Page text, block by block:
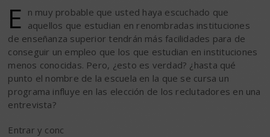
E n muy probable que usted haya escuchado que
aquellos que estudian en renombradas instituciones
de enseñanza superior tendrán más facilidades para de
conseguir un empleo que los que estudian en instituciones
menos conocidas. Pero, ¿esto es verdad? ¿hasta qué
punto el nombre de la escuela en la que se cursa un
programa influye en las elección de los reclutadores en una
entrevista?
Entrar y conc